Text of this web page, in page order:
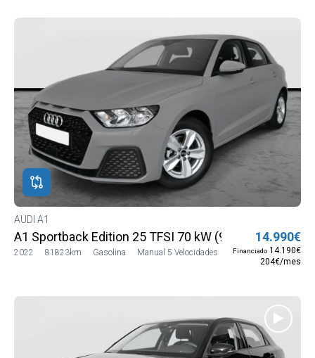
AUDI A1
A1 Sportback Edition 25 TFSI 70 kW (95 CV)
2022 81823km Gasolina Manual 5 Velocidades
14.990€
Financiado 14.190€
204€/mes